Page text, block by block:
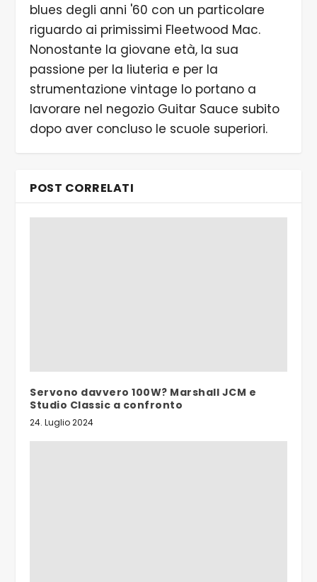
blues degli anni '60 con un particolare
riguardo ai primissimi Fleetwood Mac.
Nonostante la giovane età, la sua
passione per la liuteria e per la
strumentazione vintage lo portano a
lavorare nel negozio Guitar Sauce subito
dopo aver concluso le scuole superiori.
POST CORRELATI
Servono davvero 100W? Marshall JCM e
Studio Classic a confronto
24. Luglio 2024